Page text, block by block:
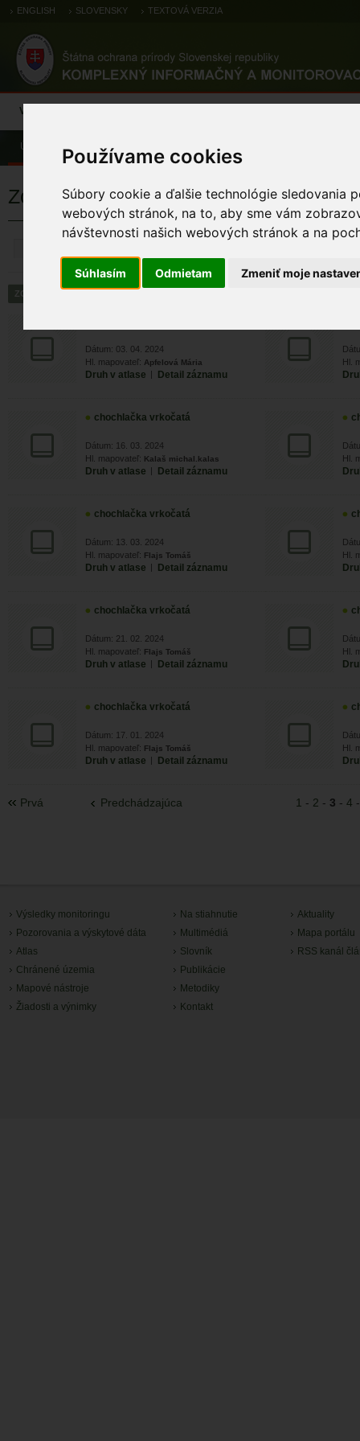
Používame cookies
Súbory cookie a ďalšie technológie sledovania
webových stránok, na to, aby sme vám
návštevnosti našich webových stránok a na
Súhlasím Odmietam Zmeniť moje
ENGLISH SLOVENSKY TEXTOVÁ VERZIA
Výsledky monitoringu
Úvod Pozorovania a výskytové dáta
Zoologické výskytové záznamy
Dátum: 03. 04. 2024
Hl. mapovateľ: Apfelová Mária
Druh v atlase | Detail záznamu
Hl.
chochlačka vrkočatá
Dátum: 16. 03. 2024
Hl. mapovateľ: Kalaš michal.kalas
Druh v atlase | Detail záznamu
Hl.
chochlačka vrkočatá
Dátum: 13. 03. 2024
Hl. mapovateľ: Flajs Tomáš
Druh v atlase | Detail záznamu
Hl.
chochlačka vrkočatá
Dátum: 21. 02. 2024
Hl. mapovateľ: Flajs Tomáš
Druh v atlase | Detail záznamu
Hl.
chochlačka vrkočatá
Dátum: 17. 01. 2024
Hl. mapovateľ: Flajs Tomáš
Druh v atlase | Detail záznamu
Hl.
Prvá Predchádzajúca 1 - 2 - 3 - 4
Výsledky monitoringu
Pozorovania a výskytové dáta
Atlas
Chránené územia
Mapové nástroje
Žiadosti a výnimky
Na stiahnutie
Multimédiá
Slovník
Publikácie
Metodiky
Kontakt
Aktuality
Mapa portálu
RSS kanál